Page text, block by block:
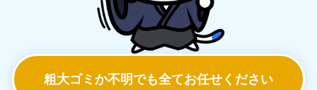
粗大ゴミか不明でも全てお任せください